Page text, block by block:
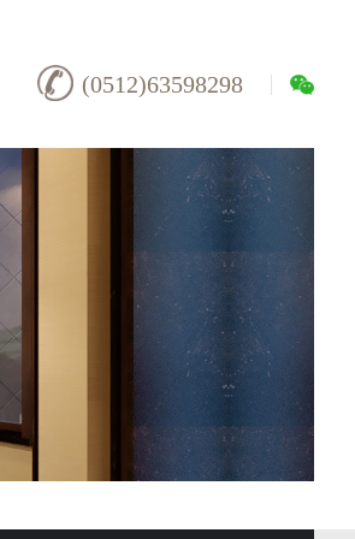
(0512)63598298